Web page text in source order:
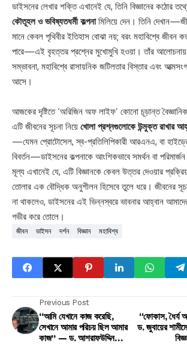
ডাইসনের লেখার শক্তি এখানেই যে, তিনি বিজ্ঞানের কঠোর
কৌতূহল ও ভবিষ্যতধর্মী কল্পনামিলিয়ে দেন। তিনি
মানে কেবল পৃথিবীর ইতিহাস বোঝা নয়; বরং মহাবিশ্বে জীবন
পারে—এই বৃহত্তর প্রশ্নের মুখোমুখি হওয়া। তাঁর আলোচনায়
সম্ভাবনা, মহাবিশ্বে রাসায়নিক জটিলতার বিস্তার এবং
আসে।
আজকের দৃষ্টিতে ‘অরিজিন অফ লাইফ’ কোনো চূড়ান্ত
এটি জীবনের সূচনা নিয়ে খোলা প্রশ্নগুলোকে উন্মুক্ত রাখার
—যেমন প্রোটোসেল, স্ব-প্রতিলিপিকারী আরএনএ, বা
বিবর্তন—ডাইসনের কল্পনাকে আংশিকভাবে সমর্থন বা
মূল্য এখানেই যে, এটি বিজ্ঞানকে কেবল উত্তর দেওয়ার
তোলার এক বৌদ্ধিক অনুশীলন হিসেবে তুলে ধরে। জীবনের
না থাকলেও, ডাইসনের এই ভিন্নস্বরে ভাবনার আহ্বান
গভীর করে তোলে।
জীবন ডাইসন দর্শন বিজ্ঞান মহাবিশ্ব
Previous Post
“আমি যেখানে কাজ করেছি,
সেখানে আমার পরিচয় ছিল আমার
কাজ” — ড. আশরাফউদ্দিন
“ফোকাস, ধৈর্য
ড. জুবায়ের